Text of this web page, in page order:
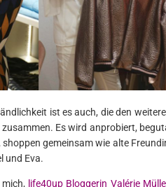
ist es auch, die den
Es wird anprobiert,
gemeinsam wie alte
und Eva.
life40up Bloggerin Valérie